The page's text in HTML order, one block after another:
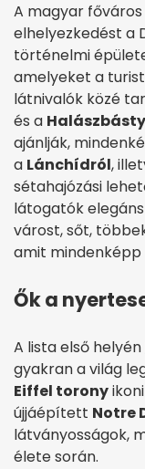
A magyar
elhelyezkedést a
történelmi
amelyeket a
látnivalók közé
és a
ajánlják,
a Lánchídról,
sétahajózási
látogatók
várost, sőt,
amit mindenképp
Ők a
A lista első helyén
gyakran a világ
Eiffel torony
újjáépített Notre
látványosságok,
élete során.